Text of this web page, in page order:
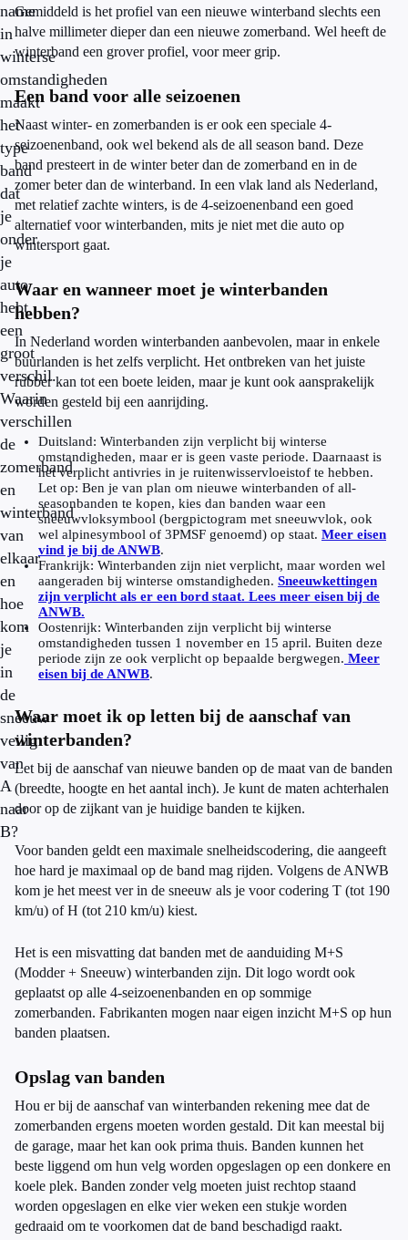
name
in
winterse
omstandigheden
maakt
het
type
band
dat
je
onder
je
auto
hebt
een
groot
verschil.
Waarin
verschillen
de
zomerband
en
winterband
van
elkaar
en
hoe
kom
je
in
de
sneeuw
veilig
van
A
naar
B?
Gemiddeld is het profiel van een nieuwe winterband slechts een
halve millimeter dieper dan een nieuwe zomerband. Wel heeft de
winterband een grover profiel, voor meer grip.
Een band voor alle seizoenen
Naast winter- en zomerbanden is er ook een speciale 4-
seizoenenband, ook wel bekend als de all season band. Deze
band presteert in de winter beter dan de zomerband en in de
zomer beter dan de winterband. In een vlak land als Nederland,
met relatief zachte winters, is de 4-seizoenenband een goed
alternatief voor winterbanden, mits je niet met die auto op
wintersport gaat.
Waar en wanneer moet je winterbanden
hebben?
In Nederland worden winterbanden aanbevolen, maar in enkele
buurlanden is het zelfs verplicht. Het ontbreken van het juiste
rubber kan tot een boete leiden, maar je kunt ook aansprakelijk
worden gesteld bij een aanrijding.
Duitsland: Winterbanden zijn verplicht bij winterse
omstandigheden, maar er is geen vaste periode. Daarnaast is
het verplicht antivries in je ruitenwisservloeistof te hebben.
Let op: Ben je van plan om nieuwe winterbanden of all-
seasonbanden te kopen, kies dan banden waar een
sneeuwvloksymbool (bergpictogram met sneeuwvlok, ook
wel alpinesymbool of 3PMSF genoemd) op staat. Meer eisen
vind je bij de ANWB.
Frankrijk: Winterbanden zijn niet verplicht, maar worden wel
aangeraden bij winterse omstandigheden. Sneeuwkettingen
zijn verplicht als er een bord staat. Lees meer eisen bij de
ANWB.
Oostenrijk: Winterbanden zijn verplicht bij winterse
omstandigheden tussen 1 november en 15 april. Buiten deze
periode zijn ze ook verplicht op bepaalde bergwegen. Meer
eisen bij de ANWB.
Waar moet ik op letten bij de aanschaf van
winterbanden?
Let bij de aanschaf van nieuwe banden op de maat van de banden
(breedte, hoogte en het aantal inch). Je kunt de maten achterhalen
door op de zijkant van je huidige banden te kijken.
Voor banden geldt een maximale snelheidscodering, die aangeeft
hoe hard je maximaal op de band mag rijden. Volgens de ANWB
kom je het meest ver in de sneeuw als je voor codering T (tot 190
km/u) of H (tot 210 km/u) kiest.
Het is een misvatting dat banden met de aanduiding M+S
(Modder + Sneeuw) winterbanden zijn. Dit logo wordt ook
geplaatst op alle 4-seizoenenbanden en op sommige
zomerbanden. Fabrikanten mogen naar eigen inzicht M+S op hun
banden plaatsen.
Opslag van banden
Hou er bij de aanschaf van winterbanden rekening mee dat de
zomerbanden ergens moeten worden gestald. Dit kan meestal bij
de garage, maar het kan ook prima thuis. Banden kunnen het
beste liggend om hun velg worden opgeslagen op een donkere en
koele plek. Banden zonder velg moeten juist rechtop staand
worden opgeslagen en elke vier weken een stukje worden
gedraaid om te voorkomen dat de band beschadigd raakt.